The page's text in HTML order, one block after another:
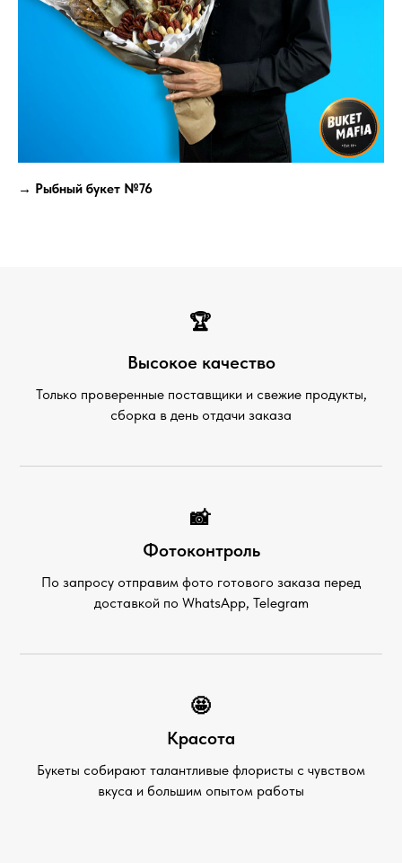
→ Рыбный букет №76
🏆
Высокое качество
Только проверенные поставщики и свежие продукты,
сборка в день отдачи заказа
📸
Фотоконтроль
По запросу отправим фото готового заказа перед
доставкой по WhatsApp, Telegram
🤩
Красота
Букеты собирают талантливые флористы с чувством
вкуса и большим опытом работы